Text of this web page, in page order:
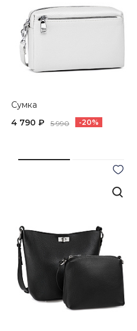
Сумка
4 790 ₽
5 990 -20%